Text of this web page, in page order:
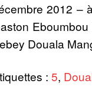
2012 –
Douala
: 5,